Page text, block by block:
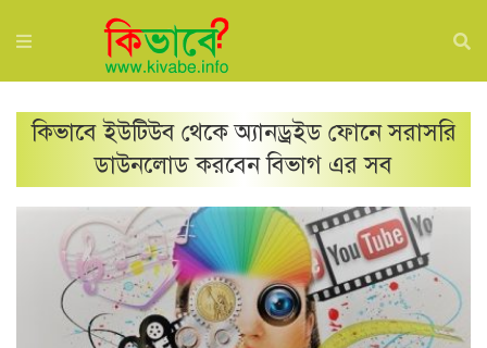
কিভাবে ইউটিউব থেকে অ্যানড্রইড ফোনে সরাসরি
ডাউনলোড করবেনবিভাগ এর সব